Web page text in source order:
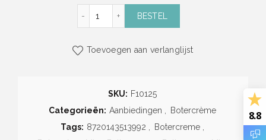
BESTEL
Toevoegen aan verlanglijst
SKU: F10125
Categorieën: Aanbiedingen
Botercrème
Tags: 8720143513992 Botercreme
8.8